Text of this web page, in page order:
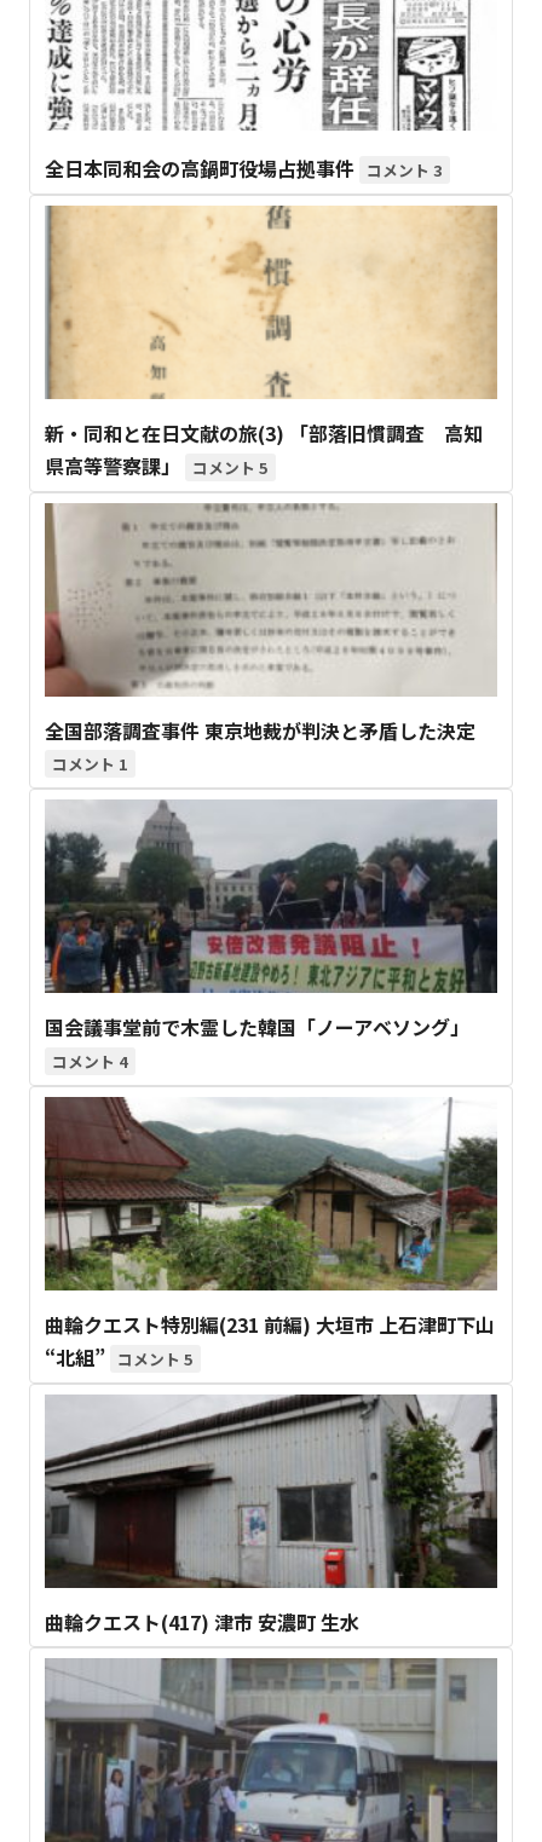
全日本同和会の高鍋町役場占拠事件 3
新・同和と在日文献の旅(3) 「部落旧慣調査 高知
県高等警察課」
5
全国部落調査事件 東京地裁が判決と矛盾した決定
1
国会議事堂前で木霊した韓国「ノーアベソング」
4
曲輪クエスト特別編(231 前編) 大垣市 上石津町下山
“北組”
5
曲輪クエスト(417) 津市 安濃町 生水